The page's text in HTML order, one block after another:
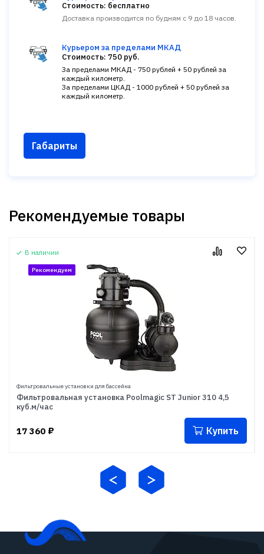
Стоимость: бесплатно
Доставка производится по будням с 9 до 18 часов.
Курьером за пределами МКАД
Стоимость: 750 руб.
За пределами МКАД - 750 рублей + 50 рублей за
каждый километр.
За пределами ЦКАД - 1000 рублей + 50 рублей за
каждый километр.
Габариты
Рекомендуемые товары
В наличии
Рекомендуем
Фильтровальные установки для бассейна
Фильтровальная установка Poolmagic ST Junior 310 4,5
куб.м/час
17 360 ₽ Купить